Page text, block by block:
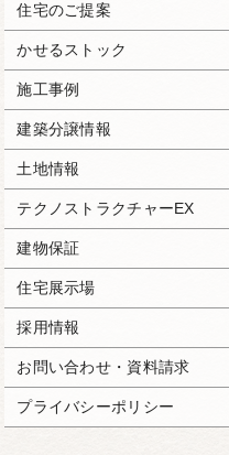
住宅のご提案
かせるストック
施工事例
建築分譲情報
土地情報
テクノストラクチャーEX
建物保証
住宅展示場
採用情報
お問い合わせ・資料請求
プライバシーポリシー